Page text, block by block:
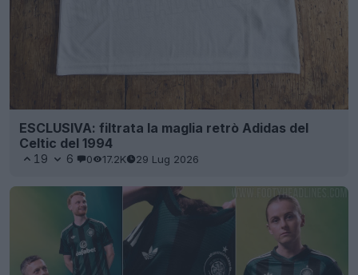
ESCLUSIVA: filtrata la maglia retrò Adidas del
Celtic del 1994
19 6 0 17.2K 29 Lug 2026